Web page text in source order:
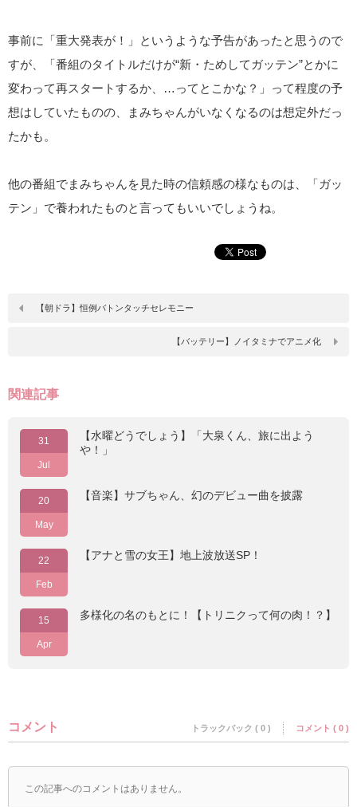
事前に「重大発表が！」というような予告があったと思うので
すが、「番組のタイトルだけが“新・ためしてガッテン”とかに
変わって再スタートするか、…ってとこかな？」って程度の予
想はしていたものの、まみちゃんがいなくなるのは想定外だっ
たかも。
他の番組でまみちゃんを見た時の信頼感の様なものは、「ガッ
テン」で養われたものと言ってもいいでしょうね。
【朝ドラ】恒例バトンタッチセレモニー
【バッテリー】ノイタミナでアニメ化
関連記事
31
Jul
【水曜どうでしょう】「大泉くん、旅に出よう
や！」
20
May
【音楽】サブちゃん、幻のデビュー曲を披露
22
Feb
【アナと雪の女王】地上波放送SP！
15
Apr
多様化の名のもとに！【トリニクって何の肉！？】
コメント トラックバック ( 0 ) コメント ( 0 )
この記事へのコメントはありません。